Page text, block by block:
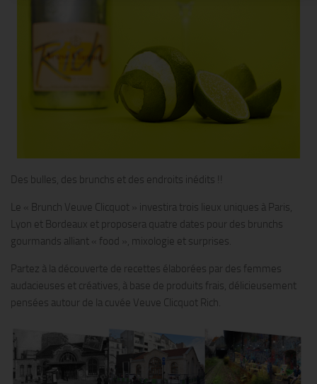
Des bulles, des brunchs et des endroits inédits !!
Le « Brunch Veuve Clicquot » investira trois lieux uniques à Paris,
Lyon et Bordeaux et proposera quatre dates pour des brunchs
gourmands alliant « food », mixologie et surprises.
Partez à la découverte de recettes élaborées par des femmes
audacieuses et créatives, à base de produits frais, délicieusement
pensées autour de la cuvée Veuve Clicquot Rich.